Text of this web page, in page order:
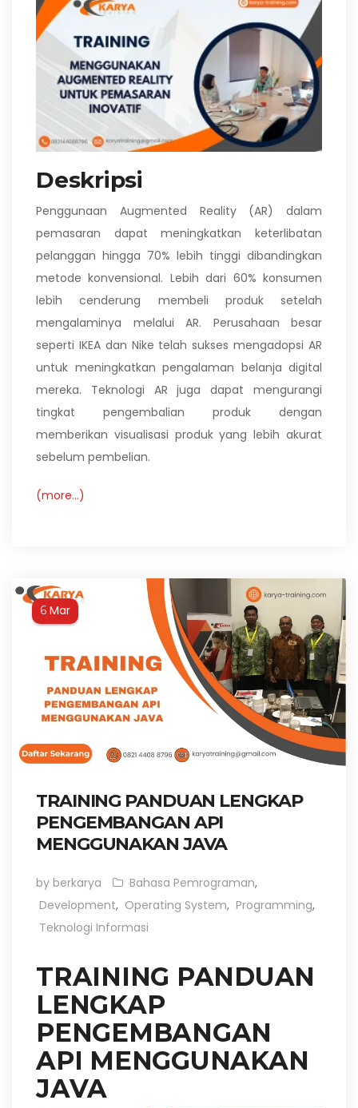
Deskripsi
Penggunaan Augmented Reality (AR) dalam
pemasaran dapat meningkatkan keterlibatan
pelanggan hingga 70% lebih tinggi dibandingkan
metode konvensional. Lebih dari 60% konsumen
lebih cenderung membeli produk setelah
mengalaminya melalui AR. Perusahaan besar
seperti IKEA dan Nike telah sukses mengadopsi AR
untuk meningkatkan pengalaman belanja digital
mereka. Teknologi AR juga dapat mengurangi
tingkat pengembalian produk dengan
memberikan visualisasi produk yang lebih akurat
sebelum pembelian.
(more…)
6 Mar
TRAINING PANDUAN LENGKAP
PENGEMBANGAN API
MENGGUNAKAN JAVA
by berkarya Bahasa Pemrograman,
Development, Operating System, Programming,
Teknologi Informasi
TRAINING PANDUAN
LENGKAP
PENGEMBANGAN
API MENGGUNAKAN
JAVA